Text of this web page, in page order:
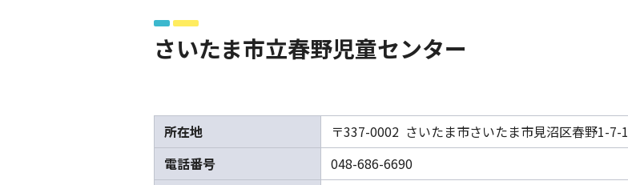
さいたま市立春野児童センター
所在地
〒337-0002 さいたま市さいたま市見沼区春野1-7-1
電話番号
048-686-6690